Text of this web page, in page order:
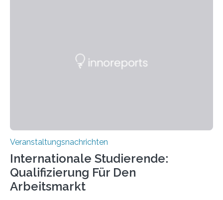
für neurologische und psychiatrische Erkrankungen
Veranstaltungsnachrichten
Internationale Studierende:
Qualifizierung Für Den
Arbeitsmarkt